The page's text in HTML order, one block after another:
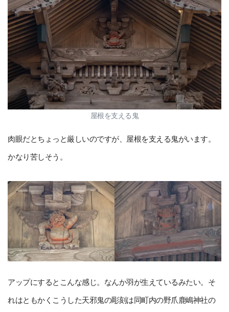
屋根を支える鬼
肉眼だとちょっと厳しいのですが、屋根を支える鬼がいます。
かなり苦しそう。
アップにするとこんな感じ。なんか羽が生えているみたい。そ
れはともかくこうした天邪鬼の彫刻は同町内の野爪鹿嶋神社の